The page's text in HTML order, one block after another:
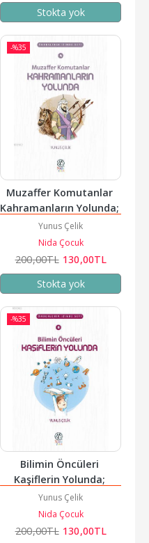
Stokta yok
-%35
Muzaffer Komutanlar
Kahramanların Yolunda;
Önderlerin İzinde Seti
Yunus Çelik
Nida Çocuk
200,00TL 130,00TL
Stokta yok
-%35
Bilimin Öncüleri
Kaşiflerin Yolunda;
Önderlerin İzinde Seti
Yunus Çelik
Nida Çocuk
200,00TL 130,00TL